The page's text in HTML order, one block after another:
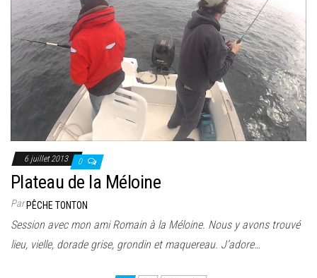
6 juillet 2013 0
Plateau de la Méloine
ParPÊCHE TONTON
Session avec mon ami Romain à la Méloine. Nous y avons trouvé
lieu, vielle, dorade grise, grondin et maquereau. J’adore…